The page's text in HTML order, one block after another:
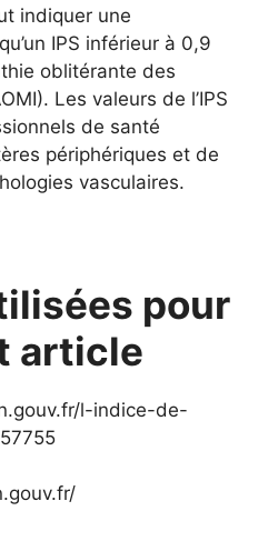
indiquer une
IPS inférieur à 0,9
oblitérante des
Les valeurs de l’IPS
de santé
périphériques et de
vasculaires.
pour
article
l-indice-de-